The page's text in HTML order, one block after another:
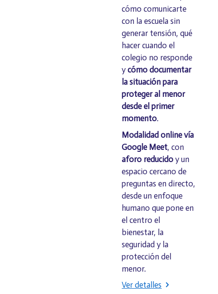
cómo comunicarte
con la escuela sin
generar tensión, qué
hacer cuando el
colegio no responde
ycómo documentar
la situación para
proteger al menor
desde el primer
momento.
Modalidad online vía
Google Meet, con
aforo reducido y un
espacio cercano de
preguntas en directo,
desde un enfoque
humano que pone en
el centro el
bienestar, la
seguridad y la
protección del
menor.
Ver detalles